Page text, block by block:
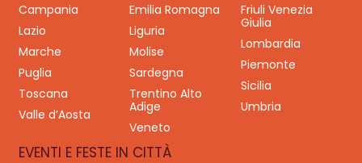
Campania
Emilia Romagna
Friuli Venezia
Giulia
Lazio
Liguria
Lombardia
Marche
Molise
Piemonte
Puglia
Sardegna
Sicilia
Toscana
Trentino Alto
Adige
Umbria
Valle d’Aosta
Veneto
EVENTI E FESTE IN CITTÀ